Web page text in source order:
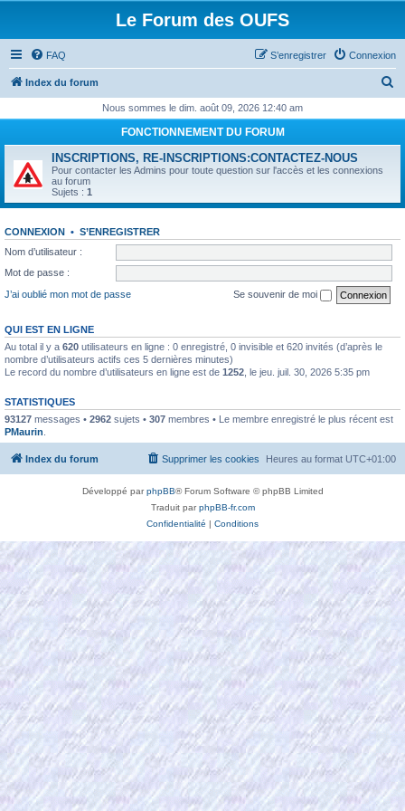
Le Forum des OUFS
FAQ Connexion
S’enregistrer
Index du forum
h
c
Nous sommes le dim. août 09, 2026 12:40 am
FONCTIONNEMENT DU FORUM
INSCRIPTIONS, RE-INSCRIPTIONS:CONTACTEZ-NOUS
Pour contacter les Admins pour toute question sur l'accès et les connexions
au forum
Sujets : 1
CONNEXION • S’ENREGISTRER
Nom d’utilisateur :
Mot de passe :
J’ai oublié mon mot de passe
Se souvenir de moi
QUI EST EN LIGNE
Au total il y a 620 utilisateurs en ligne : 0 enregistré, 0 invisible et 620 invités (d’après le
nombre d’utilisateurs actifs ces 5 dernières minutes)
Le record du nombre d’utilisateurs en ligne est de 1252 , le jeu. juil. 30, 2026 5:35 pm
STATISTIQUES
93127 messages • 2962 sujets • 307 membres • Le membre enregistré le plus récent est
PMaurin
Index du forum Heures au format UTC+01:00
Supprimer les cookies
Développé parphpBB® Forum Software © phpBB Limited
Traduit parphpBB-fr.com
Confidentialité | Conditions